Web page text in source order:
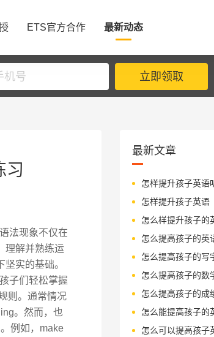
ETS官方合作 最新动态
立即领取
习
法现象不仅在
理解并熟练运
实的基础。
子们轻松掌握
则。通常情况
。然而，也
例如，make
最新文章
怎样提升孩子英语
怎样提升孩子英语
怎么样提升孩子的
怎么提高孩子的英
怎么提高孩子的写
怎么提高孩子的数
怎么提高孩子的成
怎么能提高孩子的
怎么可以提高孩子